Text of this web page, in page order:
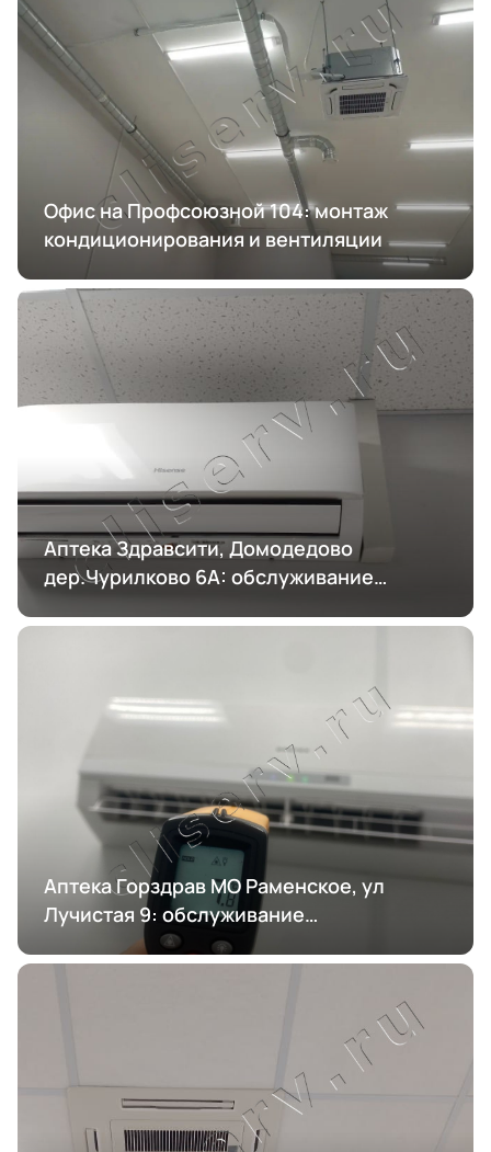
Офис на Профсоюзной 104: монтаж
кондиционирования и вентиляции
Аптека Здравсити, Домодедово
дер.Чурилково 6А: обслуживание
Аптека Горздрав МО Раменское, ул
Лучистая 9: обслуживание
кондиционирования